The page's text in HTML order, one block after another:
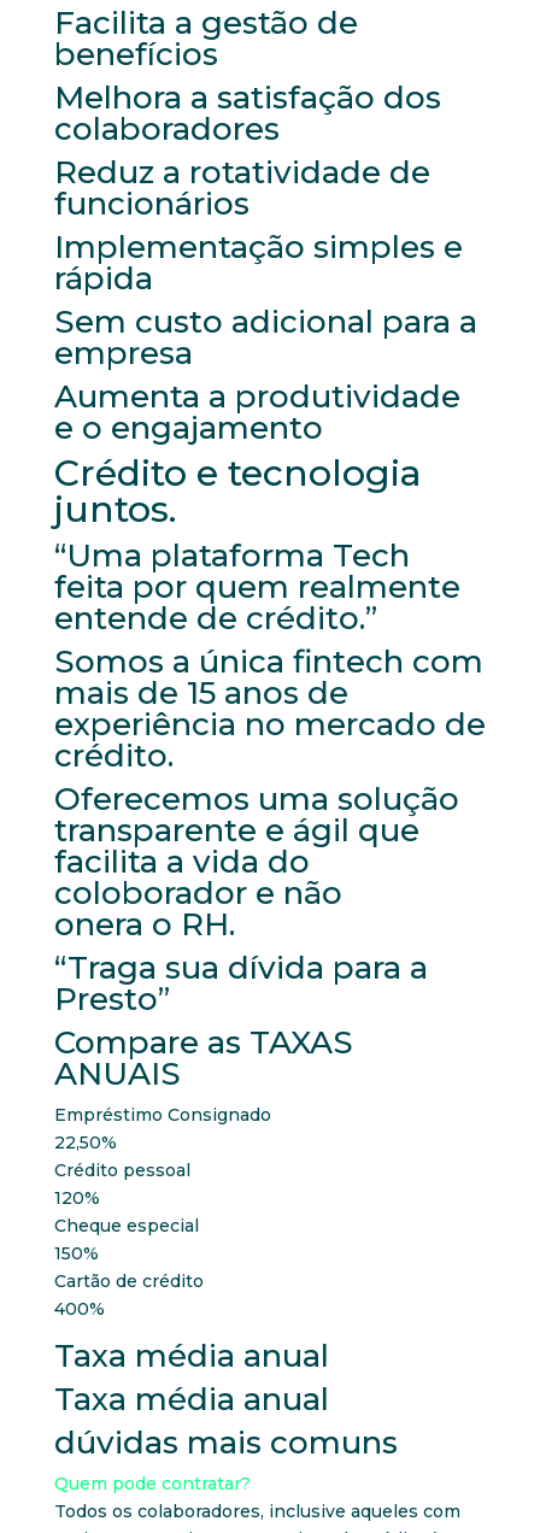
Facilita a gestão de
benefícios
Melhora a satisfação dos
colaboradores
Reduz a rotatividade de
funcionários
Implementação simples e
rápida
Sem custo adicional para a
empresa
Aumenta a produtividade
e o engajamento
Crédito e tecnologia
juntos.
“Uma plataforma Tech
feita por quem realmente
entende de crédito.”
Somos a única fintech com
mais de 15 anos de
experiência no mercado de
crédito.
Oferecemos uma solução
transparente e ágil que
facilita a vida do
coloborador e não
onera o RH.
“Traga sua dívida para a
Presto”
Compare as TAXAS
ANUAIS
Empréstimo Consignado
22,50%
Crédito pessoal
120%
Cheque especial
150%
Cartão de crédito
400%
Taxa média anual
Taxa média anual
dúvidas mais comuns
Quem pode contratar?
Todos os colaboradores, inclusive aqueles com